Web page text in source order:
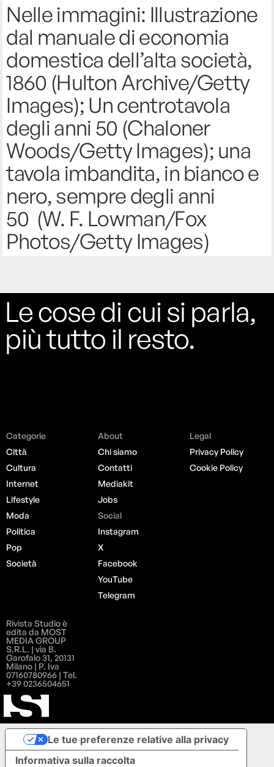
Nelle immagini: Illustrazione
dal manuale di economia
domestica dell’alta società,
1860 (Hulton Archive/Getty
Images); Un centrotavola
degli anni 50 (Chaloner
Woods/Getty Images); una
tavola imbandita, in bianco e
nero, sempre degli anni
50 (W. F. Lowman/Fox
Photos/Getty Images)
Le cose di cui si parla,
più tutto il resto.
Categorie
Città
Cultura
Internet
Lifestyle
Moda
Politica
Pop
Società
About
Chi siamo
Contatti
Mediakit
Jobs
Social
Instagram
X
Facebook
YouTube
Telegram
Legal
Privacy Policy
Cookie Policy
Rivista Studio è
edita da MOST
MEDIA GROUP
S.R.L. | via B.
Garofalo 31, 20131
Milano | P. Iva
07160780966 | Tel.
+39 0236504651
Informativa sulla raccolta
Le tue preferenze relative alla privacy